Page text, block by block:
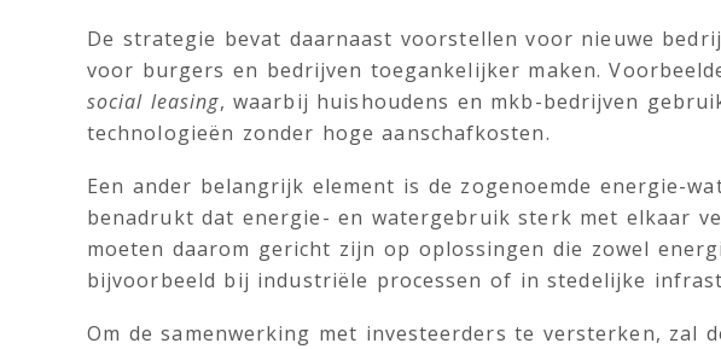
De strategie bevat daarnaast voorstellen voor nieuwe
voor burgers en bedrijven toegankelijker maken.
social leasing, waarbij huishoudens en mkb-bedrijven
technologieën zonder hoge aanschafkosten.
Een ander belangrijk element is de zogenoemde energie-
benadrukt dat energie- en watergebruik sterk met elkaar
moeten daarom gericht zijn op oplossingen die zowel
bijvoorbeeld bij industriële processen of in stedelijke
Om de samenwerking met investeerders te versterken, zal